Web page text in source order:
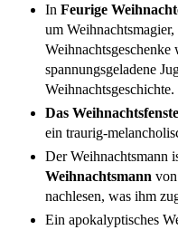
In Feurige
um
spannungsgeladene
Weihnachtsgeschichte.
Das
ein traurig-
Der Weihnachtsmann
Weihnachtsmann
nachlesen, was ihm
Ein apokalyptisches